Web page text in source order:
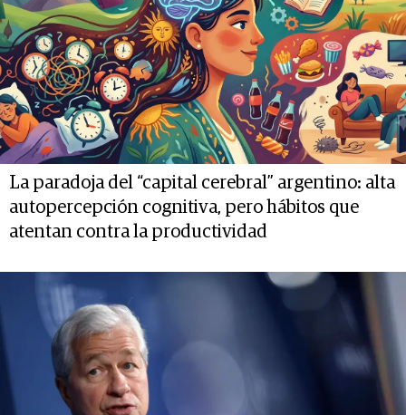
La paradoja del “capital cerebral” argentino: alta
autopercepción cognitiva, pero hábitos que
atentan contra la productividad